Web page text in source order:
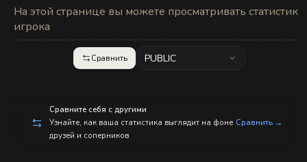
На этой странице вы можете просматривать статистику
игрока
Сравнить PUBLIC
Сравните себя с другими
Узнайте, как ваша статистика выглядит на фоне
друзей и соперников
Сравнить →
п
р
а
в